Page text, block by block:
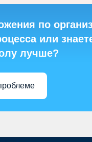
по
или
лучше?